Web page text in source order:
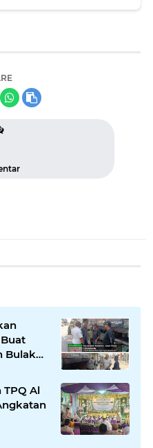
Bulak
Al